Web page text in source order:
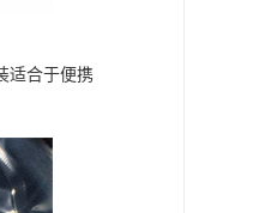
适合于便携